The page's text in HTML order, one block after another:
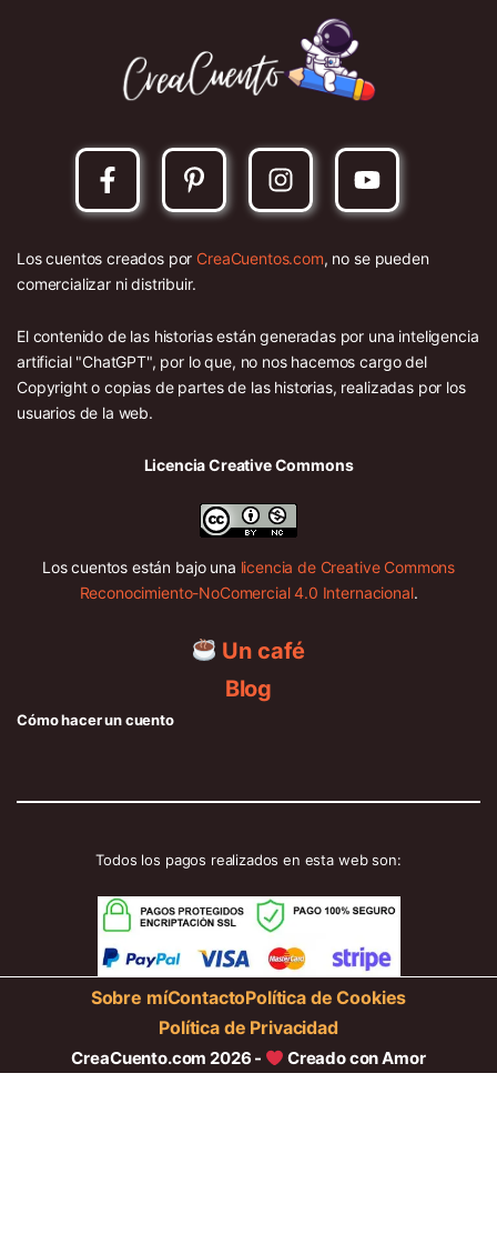
Los cuentos creados por CreaCuentos.com, no se pueden
comercializar ni distribuir.
El contenido de las historias están generadas por una inteligencia
artificial "ChatGPT", por lo que, no nos hacemos cargo del
Copyright o copias de partes de las historias, realizadas por los
usuarios de la web.
Licencia Creative Commons
Los cuentos están bajo una licencia de Creative Commons
Reconocimiento-NoComercial 4.0 Internacional.
Un café
Blog
Cómo hacer un cuento
Todos los pagos realizados en esta web son:
Sobre míContactoPolítica de Cookies
Política de Privacidad
CreaCuento.com 2026 - Creado con Amor